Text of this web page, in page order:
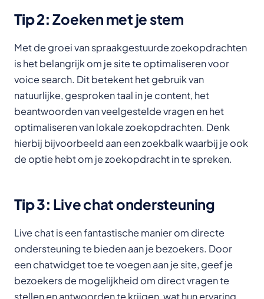
Tip 2:Zoeken met je stem
Met de groei van spraakgestuurde zoekopdrachten
is het belangrijk om je site te optimaliseren voor
voice search. Dit betekent het gebruik van
natuurlijke, gesproken taal in je content, het
beantwoorden van veelgestelde vragen en het
optimaliseren van lokale zoekopdrachten. Denk
hierbij bijvoorbeeld aan een zoekbalk waarbij je ook
de optie hebt om je zoekopdracht in te spreken.
Tip 3: Live chat ondersteuning
Live chat is een fantastische manier om directe
ondersteuning te bieden aan je bezoekers. Door
een chatwidget toe te voegen aan je site, geef je
bezoekers de mogelijkheid om direct vragen te
stellen en antwoorden te krijgen, wat hun ervaring